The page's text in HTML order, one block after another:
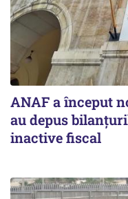
ANAF a început
au depus
inactive fiscal